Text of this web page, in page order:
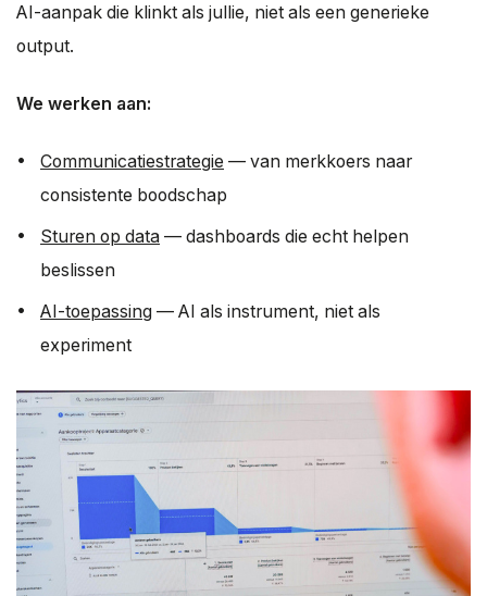
AI-aanpak die klinkt als jullie, niet als een generieke
output.
We werken aan:
Communicatiestrategie — van merkkoers naar
consistente boodschap
Sturen op data — dashboards die echt helpen
beslissen
AI-toepassing — AI als instrument, niet als
experiment